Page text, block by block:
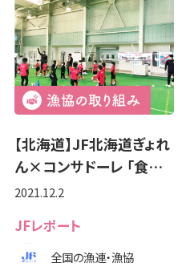
【北海道】JF北海道ぎょれ
ん×コンサドーレ 「食…
2021.12.2
JFレポート
全国の漁連・漁協